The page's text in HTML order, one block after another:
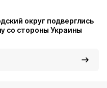
округ подверглись
со стороны Украины